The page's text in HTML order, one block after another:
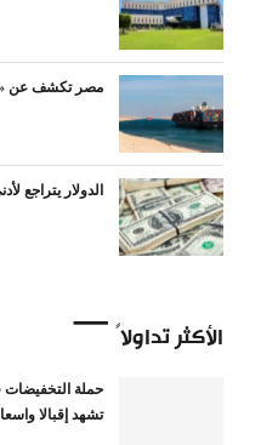
مصر تكشف عن
الدولار يتراجع
الأكثر تداولاً
حملة التخفيضات
تشهد إقبالا